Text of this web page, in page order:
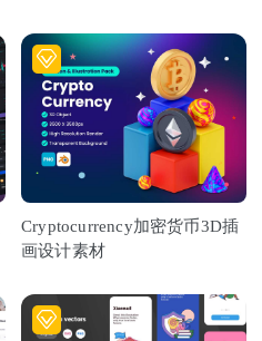
Cryptocurrency加密货币3D插
画设计素材